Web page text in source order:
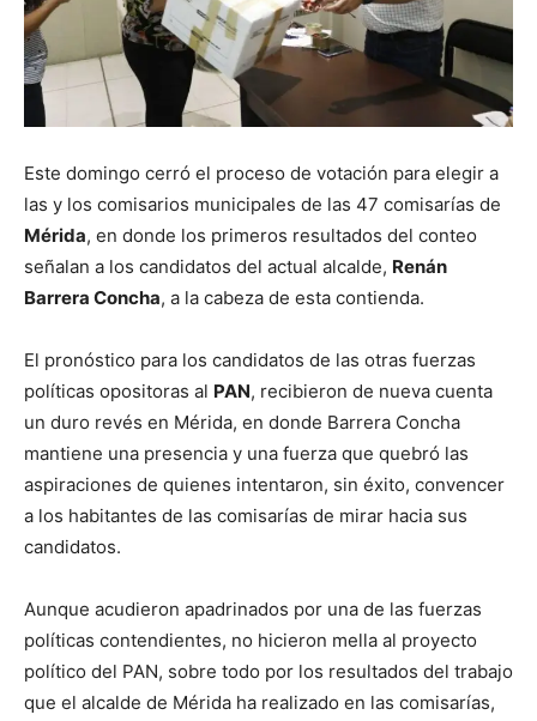
Este domingo cerró el proceso de votación para elegir a
las y los comisarios municipales de las 47 comisarías de
Mérida, en donde los primeros resultados del conteo
señalan a los candidatos del actual alcalde, Renán
Barrera Concha, a la cabeza de esta contienda.
El pronóstico para los candidatos de las otras fuerzas
políticas opositoras al PAN, recibieron de nueva cuenta
un duro revés en Mérida, en donde Barrera Concha
mantiene una presencia y una fuerza que quebró las
aspiraciones de quienes intentaron, sin éxito, convencer
a los habitantes de las comisarías de mirar hacia sus
candidatos.
Aunque acudieron apadrinados por una de las fuerzas
políticas contendientes, no hicieron mella al proyecto
político del PAN, sobre todo por los resultados del trabajo
que el alcalde de Mérida ha realizado en las comisarías,